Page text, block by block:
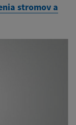
stromov a